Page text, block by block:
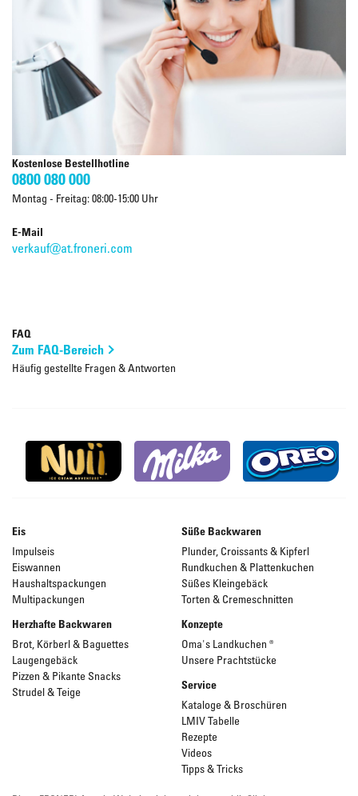
Kostenlose Bestellhotline
0800 080 000
Montag - Freitag: 08:00-15:00 Uhr
E-Mail
verkauf@at.froneri.com
FAQ
Zum FAQ-Bereich
Häufig gestellte Fragen & Antworten
Eis
Impulseis
Eiswannen
Haushaltspackungen
Multipackungen
Süße Backwaren
Plunder, Croissants & Kipferl
Rundkuchen & Plattenkuchen
Süßes Kleingebäck
Torten & Cremeschnitten
Herzhafte Backwaren
Brot, Körberl & Baguettes
Laugengebäck
Pizzen & Pikante Snacks
Strudel & Teige
Konzepte
Oma's Landkuchen ®
Unsere Prachtstücke
Service
Kataloge & Broschüren
LMIV Tabelle
Rezepte
Videos
Tipps & Tricks